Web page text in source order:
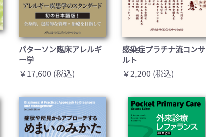
パターソン臨床アレルギ
ー学
￥17,600 (税込)
感染症プラチナ流コンサ
ルト
￥2,200 (税込)